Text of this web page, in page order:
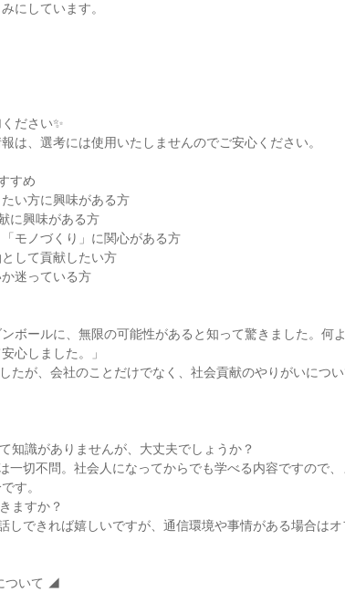
にしています。
ださい✨
は、選考には使用いたしませんのでご安心ください。
すめ
い方に興味がある方
に興味がある方
モノづくり」に関心がある方
して貢献したい方
迷っている方
ンボールに、無限の可能性があると知って驚きました。何
心しました。」
たが、会社のことだけでなく、社会貢献のやりがいにつ
知識がありませんが、大丈夫でしょうか？
一切不問。社会人になってからでも学べる内容ですので
す。
ますか？
しできれば嬉しいですが、通信環境や事情がある場合は
ついて ◢